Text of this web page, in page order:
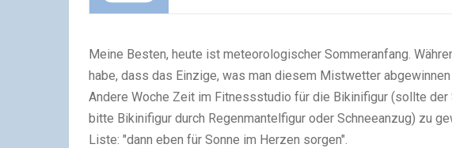
Meine Besten, heute ist meteorologischer Sommeranfang.
habe, dass das Einzige, was man diesem Mistwetter
Andere Woche Zeit im Fitnessstudio für die Bikinifigur (sollte
bitte Bikinifigur durch Regenmantelfigur oder Schneeanzug) zu
Liste: "dann eben für Sonne im Herzen sorgen".